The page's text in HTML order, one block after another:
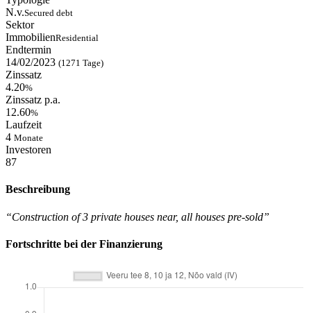
N.v.Secured debt
Sektor
ImmobilienResidential
Endtermin
14/02/2023 (1271 Tage)
Zinssatz
4.20%
Zinssatz p.a.
12.60%
Laufzeit
4 Monate
Investoren
87
Beschreibung
“Construction of 3 private houses near, all houses pre-sold”
Fortschritte bei der Finanzierung